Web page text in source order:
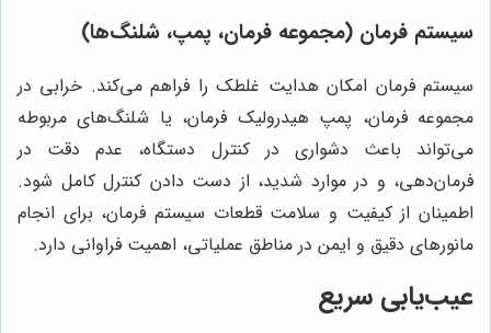
سیستم فرمان (مجموعه فرمان، پمپ، شلنگ‌ها)
سیستم فرمان امکان هدایت غلطک را فراهم می‌کند. خرابی در
مجموعه فرمان، پمپ هیدرولیک فرمان، یا شلنگ‌های مربوطه
می‌تواند باعث دشواری در کنترل دستگاه، عدم دقت در
فرمان‌دهی، و در موارد شدید، از دست دادن کنترل کامل شود.
اطمینان از کیفیت و سلامت قطعات سیستم فرمان، برای انجام
مانورهای دقیق و ایمن در مناطق عملیاتی، اهمیت فراوانی دارد.
عیب‌یابی سریع